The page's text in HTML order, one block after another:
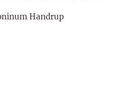
Handrup